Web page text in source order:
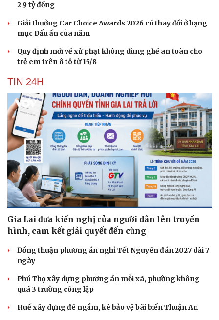
Cải chính
2,9 tỷ đồng
Giải thưởng Car Choice Awards 2026 có thay đổi ở hạng
mục Dấu ấn của năm
Quy định mới về xử phạt không dùng ghế an toàn cho
trẻ em trên ô tô từ 15/8
TIN 24H
Gia Lai đưa kiến nghị của người dân lên truyền
hình, cam kết giải quyết đến cùng
Đồng thuận phương án nghỉ Tết Nguyên đán 2027 dài 7
ngày
Phú Thọ xây dựng phương án mỗi xã, phường không
quá 3 trường công lập
Huế xây dựng đê ngầm, kè bảo vệ bãi biển Thuận An